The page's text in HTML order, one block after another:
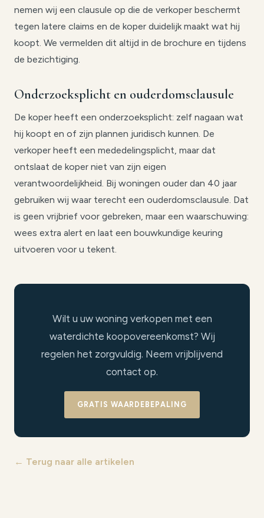
nemen wij een clausule op die de verkoper beschermt
tegen latere claims en de koper duidelijk maakt wat hij
koopt. We vermelden dit altijd in de brochure en tijdens
de bezichtiging.
Onderzoeksplicht en ouderdomsclausule
De koper heeft een onderzoeksplicht: zelf nagaan wat
hij koopt en of zijn plannen juridisch kunnen. De
verkoper heeft een mededelingsplicht, maar dat
ontslaat de koper niet van zijn eigen
verantwoordelijkheid. Bij woningen ouder dan 40 jaar
gebruiken wij waar terecht een ouderdomsclausule. Dat
is geen vrijbrief voor gebreken, maar een waarschuwing:
wees extra alert en laat een bouwkundige keuring
uitvoeren voor u tekent.
Wilt u uw woning verkopen met een
waterdichte koopovereenkomst? Wij
regelen het zorgvuldig. Neem vrijblijvend
contact op.
GRATIS WAARDEBEPALING
← Terug naar alle artikelen